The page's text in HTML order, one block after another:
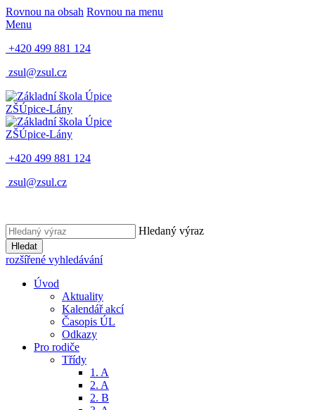
Rovnou na obsah Rovnou na menu
Menu
+420 499 881 124
zsul@zsul.cz
ZŠÚpice-Lány
ZŠÚpice-Lány
+420 499 881 124
zsul@zsul.cz
Hledaný výraz
Hledat
rozšířené vyhledávání
Úvod
Aktuality
Kalendář akcí
Časopis ÚL
Odkazy
Pro rodiče
Třídy
1. A
2. A
2. B